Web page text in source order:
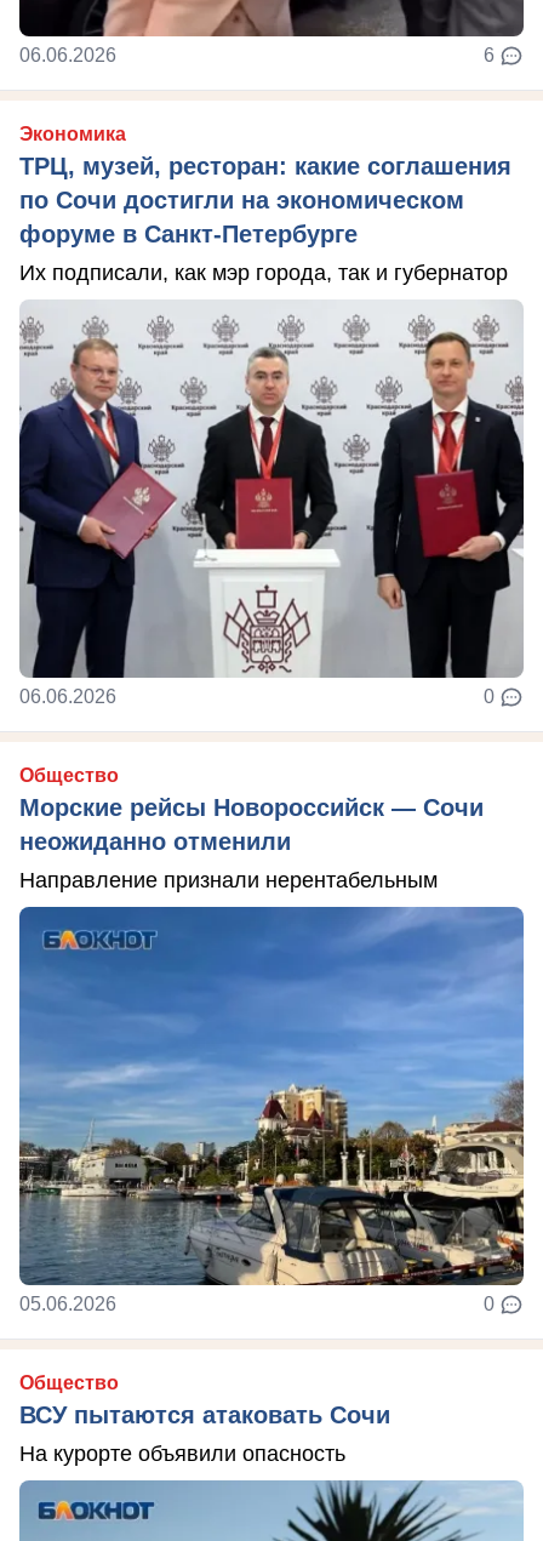
06.06.2026 6
Экономика
ТРЦ, музей, ресторан: какие соглашения
по Сочи достигли на экономическом
форуме в Санкт-Петербурге
Их подписали, как мэр города, так и губернатор
06.06.2026 0
Общество
Морские рейсы Новороссийск — Сочи
неожиданно отменили
Направление признали нерентабельным
05.06.2026 0
Общество
ВСУ пытаются атаковать Сочи
На курорте объявили опасность